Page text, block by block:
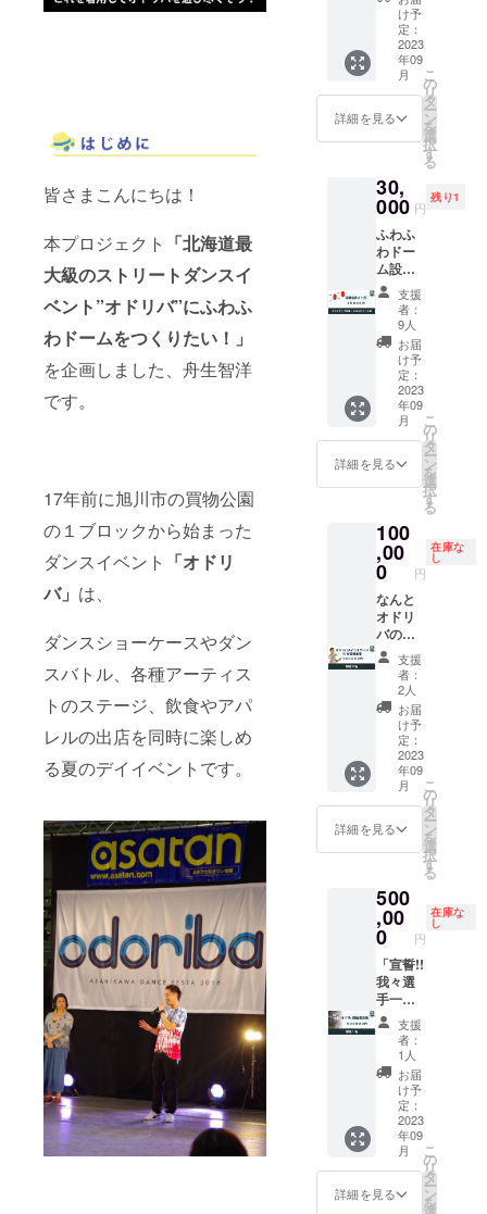
皆さまこんにちは！
本プロジェクト 「北海道最
大級のストリートダンスイ
ベント”オドリバ”にふわふ
わドームをつくりたい！」
を企画しました、舟生智洋
です。
17年前に旭川市の買物公園
の１ブロックから始まった
ダンスイベント 「オドリ
バ」 は、
ダンスショーケースやダン
スバトル、各種アーティス
トのステージ、飲食やアパ
レルの出店を同時に楽しめ
る夏のデイイベントです。
ジオに
準ずる
回数：
１回 有
効期
レッス
ンの有
10月31
日 実施
場所：
メール
にてご
希望ス
タジオ
をお選
びいた
だく際
にご案
内申し
上げま
す。 ※
実施場
の交通
費はご
ます。
※ご支援
いただ
いた方
にはE
メール
にて6ス
タジオ
の詳細
をお送
りいた
しま
す、ご
希望の
スタジ
オへそ
の方法
でご連
ます。
に、あ
なたの
ダン
ス、も
しくは
あなた
のチー
くり見
させて
きま
す！ 実
はあま
りない
チャン
スかも
しれま
せん、
この機
会にぜ
ひご活
用くだ
以下よ
りイン
をお選
びいた
だけま
【Danc
eStudio
LUAR
】
【BRID
HOPE
【CON
FRONT
DANCE
STUDIO
【studi
o
【smile
DANCE
school
】 動画
時間
数：5分
以内 回
数：１
回 有効
期限：
2023年
10月31
日 実施
方法：
メール
にてイ
ラク
援金も
含まれ
ており
ますの
で何卒
よろし
くお願
Design
by
yoshimi
サイズ
(備考欄
よりお
選びい
ただき
ます)
100/110
//120/13
0/140/1
50/S/M/
L/XL/2X
L/3XL
ボディ
カ
100％
※2023
年9月2
日11
時〜20
時、3日
11時〜
20時、
旭川大
雪ア
リーナ
内ふわ
ふわ
ドーム
横にて
お渡し
となり
ます、
くる引
換券画
像をス
タッフ
にご掲
示お願
いしま
す。 ※
オドリ
バ当日
の手渡
しのみ
となり
ます、
配送は
ござい
ませ
ん。
あなた
たちだ
けのも
のです!!
ふわふ
わドー
ムの定
員10名
以内で
大人子
供問わ
ずご一
緒に楽
しめま
す♪ 特
に大人
の皆さ
ん、ふ
わふわ
ドーム
に入れ
ること
なんて
この先
ないか
もしれ
年9月2
日10
時〜20
時、3日
10時〜
20時、
旭川大
雪ア
リーナ
にて開
催で
す、ど
の15分
間にす
るか
メール
にて実
行委員
せてい
ただき
ます。
※大柄な
大人の
方です
と10名
は難し
いと思
われま
す、ご
注意を
お願い
いたし
ます。
け予
定：
2023
年09
月
詳細を見る
こ
の
リ
タ
ー
ン
を
選
択
す
る
30,
000 円
残り1
ふわふ
わドー
ム設置
への多
大なご
支援本
当にあ
りがと
うござ
います!!
感謝の
気持ち
を込め
て、お
名前or
企業名
を掲出
させて
いただ
きます♪
メイン
のタイ
ムテー
ブルの
裏面
と、ふ
わふわ
ドーム
横に設
置する
看板の
2ヶ所。
それぞ
れ縦
1800×
横
の板に
直接印
刷いた
しま
す。 10
枠を均
等に割
ります
ので、
ひとつ
あたり
の面積
は【横
450mm
360mm
】で、
同じも
のが2ヶ
支援
者：
9人
お届
け予
定：
2023
年09
月
詳細を見る
こ
の
リ
タ
ー
ン
を
選
択
す
る
100
,00
0 円
在庫な
し
なんと
オドリ
バのメ
インス
テージ
で、し
かもク
ライ
マック
ス付近
のもっ
ともオ
イシイ
時間帯
に、10
分間の
ムを獲
得でき
ます!!
ダンス
のア
ピール
をする
もよ
し、店
舗の宣
伝をす
るもよ
し、漫
才し
たって
いい
し、安
心して
くださ
支援
者：
2人
お届
け予
定：
2023
年09
月
詳細を見る
こ
の
リ
タ
ー
ン
を
選
択
す
る
500
,00
0 円
在庫な
し
「宣誓!!
我々選
手一同
は、ス
ポーツ
マン
シップ
に乗っ
取り...」
あのあ
こがれ
の開会
宣言を
できる
権利で
支援
者：
1人
お届
け予
定：
2023
年09
月
詳細を見る
こ
の
リ
タ
ー
ン
を